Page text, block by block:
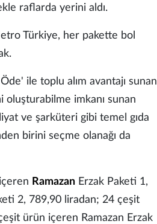
raflarda yerini aldı.
Türkiye, her pakette bol
ile toplu alım avantajı sunan
oluşturabilme imkanı sunan
ve şarküteri gibi temel gıda
birini seçme olanağı da
Ramazan Erzak Paketi 1,
2, 789,90 liradan; 24 çeşit
ürün içeren Ramazan Erzak